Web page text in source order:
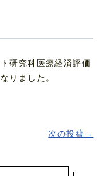
研究科医療経済評価
りました。
次の投稿→